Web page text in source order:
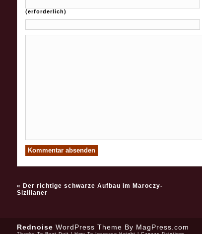
(erforderlich)
« Der richtige schwarze Aufbau im Maroczy-
Sizilianer
Rednoise WordPress Theme By MagPress.com